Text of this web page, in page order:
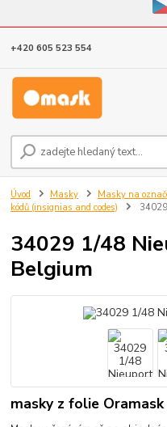
Eshop v
+420 605 523 554
Úvod Masky Masky na
kódů (insignias and codes)
34029 1/48
Belgium
masky z folie